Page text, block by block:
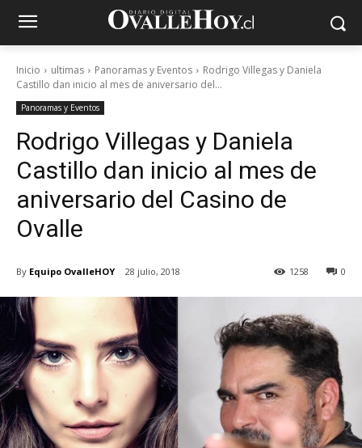
Inicio ultimas Panoramas y Eventos
Rodrigo Villegas y Daniela
Castillo dan inicio al mes de aniversario del...
Panoramas y Eventos
Rodrigo Villegas y Daniela
Castillo dan inicio al mes de
aniversario del Casino de
Ovalle
By Equipo OvalleHOY 28 julio, 2018 0
1258